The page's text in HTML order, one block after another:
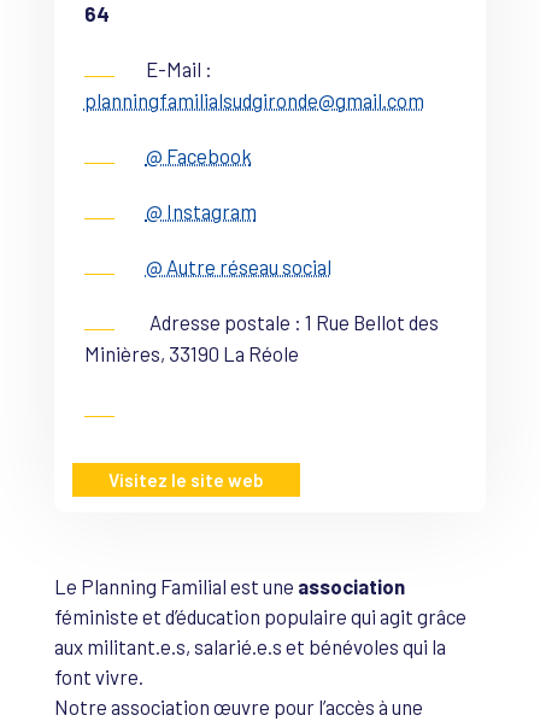
64
E-Mail :
planningfamilialsudgironde@gmail.com
@ Facebook
@ Instagram
@ Autre réseau social
Adresse postale : 1 Rue Bellot des
Minières, 33190 La Réole
Visitez le site web
Le Planning Familial est une association
féministe et d’éducation populaire qui agit grâce
aux militant.e.s, salarié.e.s et bénévoles qui la
font vivre.
Notre association œuvre pour l’accès à une